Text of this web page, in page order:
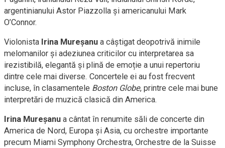
argentinianului Astor Piazzolla și americanului Mark
O’Connor.
Violonista Irina Mureșanu a câștigat deopotrivă inimile
melomanilor și adeziunea criticilor cu interpretarea sa
irezistibilă, elegantă și plină de emoție a unui repertoriu
dintre cele mai diverse. Concertele ei au fost frecvent
incluse, în clasamentele Boston Globe, printre cele mai bune
interpretări de muzică clasică din America.
Irina Mureșanu a cântat în renumite săli de concerte din
America de Nord, Europa și Asia, cu orchestre importante
precum Miami Symphony Orchestra, Orchestre de la Suisse